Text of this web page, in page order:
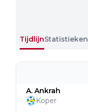
TijdlijnStatistieken
A. Ankrah
Koper